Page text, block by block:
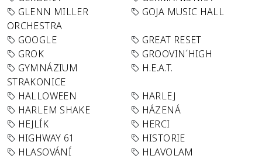
GLENN MILLER
ORCHESTRA
GOJA MUSIC HALL
GOOGLE
GREAT RESET
GROK
GROOVIN´HIGH
GYMNÁZIUM
STRAKONICE
H.E.A.T.
HALLOWEEN
HARLEJ
HARLEM SHAKE
HÁZENÁ
HEJLÍK
HERCI
HIGHWAY 61
HISTORIE
HLASOVÁNÍ
HLAVOLAM